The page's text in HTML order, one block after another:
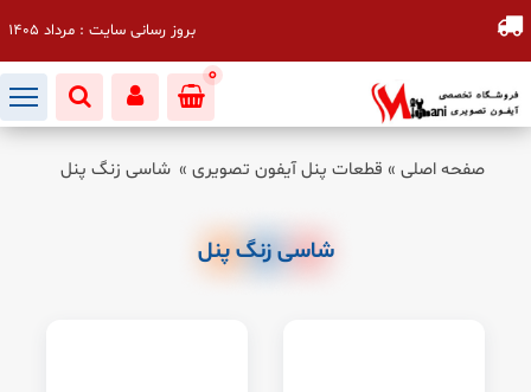
صفحه اصلی » قطعات پنل آیفون تصویری » شاسی زنگ پنل
شاسی زنگ پنل
بروز رسانی سایت : مرداد 1405
0